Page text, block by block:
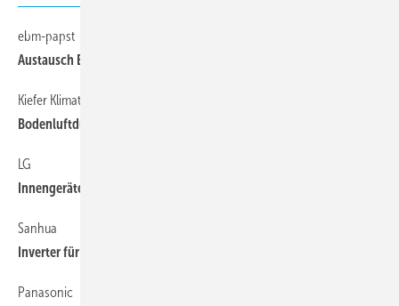
ebm-papst
Austausch Eins zu Eins
Kiefer Klimatechnik
Bodenluftdurchlass mit drei Funktionen
LG
Innengeräte mit Trinkwassertank
Sanhua
Inverter für Scroll und Rollkolben
Panasonic